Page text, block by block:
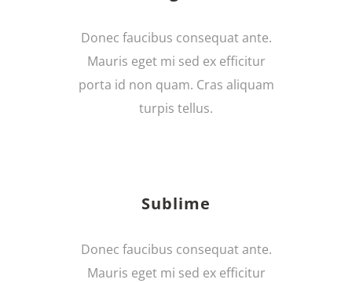
Donec faucibus consequat ante.
Mauris eget mi sed ex efficitur
porta id non quam. Cras aliquam
turpis tellus.
Sublime
Donec faucibus consequat ante.
Mauris eget mi sed ex efficitur